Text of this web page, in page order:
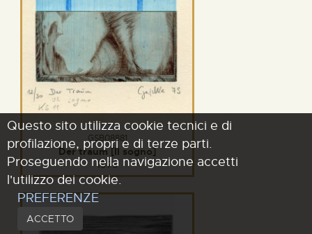
GSB08881
Der traum [Il sogno]
1979
Questo sito utilizza cookie tecnici e di
profilazione, propri e di terze parti.
Proseguendo nella navigazione accetti
l'utilizzo dei cookie.
PREFERENZE
ACCETTO